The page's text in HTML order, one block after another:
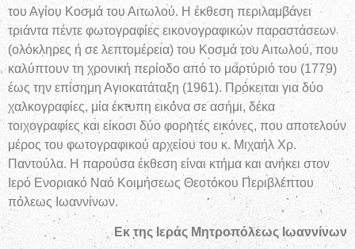
του Αγίου Κοσμά του Αιτωλού. Η έκθεση περιλαμβάνει
τριάντα πέντε φωτογραφίες εικονογραφικών παραστάσεων
(ολόκληρες ή σε λεπτομέρεια) του Κοσμά του Αιτωλού, που
καλύπτουν τη χρονική περίοδο από το μαρτύριό του (1779)
έως την επίσημη Αγιοκατάταξη (1961). Πρόκειται για δύο
χαλκογραφίες, μία έκτυπη εικόνα σε ασήμι, δέκα
τοιχογραφίες και είκοσι δύο φορητές εικόνες, που αποτελούν
μέρος του φωτογραφικού αρχείου του κ. Μιχαήλ Χρ.
Παντούλα. Η παρούσα έκθεση είναι κτήμα και ανήκει στον
Ιερό Ενοριακό Ναό Κοιμήσεως Θεοτόκου Περιβλέπτου
πόλεως Ιωαννίνων.
Εκ της Ιεράς Μητροπόλεως Ιωαννίνων